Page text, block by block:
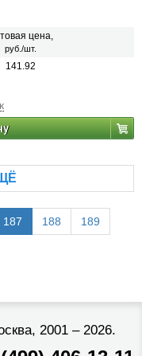
цена,
руб./шт.
141.92
187 188 189
2001 – 2026.